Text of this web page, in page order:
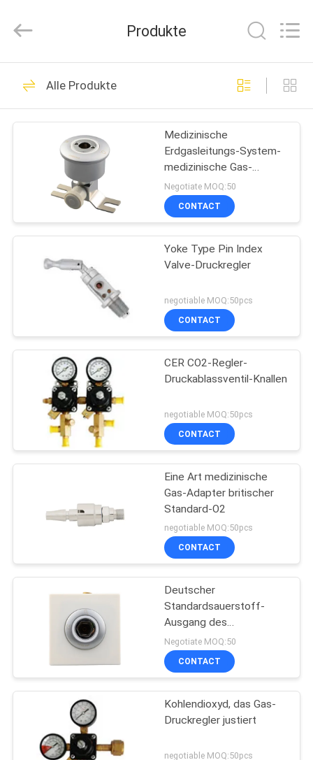
HAUS
PRODUKTE
FABRIK-
AUSFLUG
QUALITÄTSKONTROLLE
TRETEN
VERBINDUNG
FORDERN
ZITAT
SITEMAP
PRIVACY
POLICY
Reserved.
Medizinische Gas-
Ausgänge
30
Medizinische Gas-
Adapter
25
Medizinische Gas-
Zusätze
3
Medizinische Gas-
Vielfältigkeit
Medizinisches Bett-
Haupteinheit
1
Produkte
Alle Produkte
Medizinische
Erdgasleitungs-System-
medizinische Gas-
Ausgang-koreanischer
Standard
Negotiate MOQ:50
CONTACT
Yoke Type Pin Index
Valve-Druckregler
negotiable MOQ:50pcs
CONTACT
CER CO2-Regler-
Druckablassventil-Knallen
negotiable MOQ:50pcs
CONTACT
Eine Art medizinische
Gas-Adapter britischer
Standard-O2
negotiable MOQ:50pcs
CONTACT
Deutscher
Standardsauerstoff-
Ausgang des
Krankenwagen-0.6MPa
im Krankenhaus
Negotiate MOQ:50
CONTACT
Kohlendioxyd, das Gas-
Druckregler justiert
negotiable MOQ:50pcs